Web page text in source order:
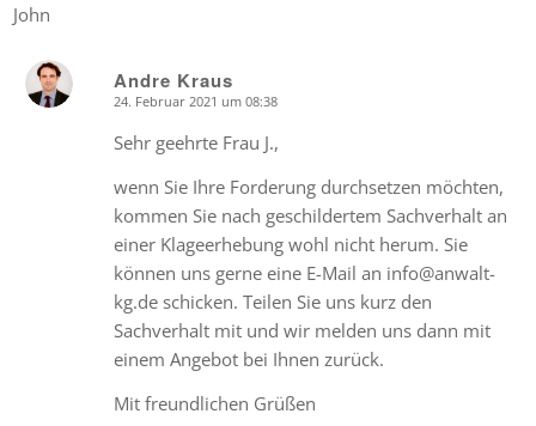
John
Andre Kraus
24. Februar 2021 um 08:38
Sehr geehrte Frau J.,
wenn Sie Ihre Forderung durchsetzen möchten,
kommen Sie nach geschildertem Sachverhalt an
einer Klageerhebung wohl nicht herum. Sie
können uns gerne eine E-Mail an info@anwalt-
kg.de schicken. Teilen Sie uns kurz den
Sachverhalt mit und wir melden uns dann mit
einem Angebot bei Ihnen zurück.
Mit freundlichen Grüßen